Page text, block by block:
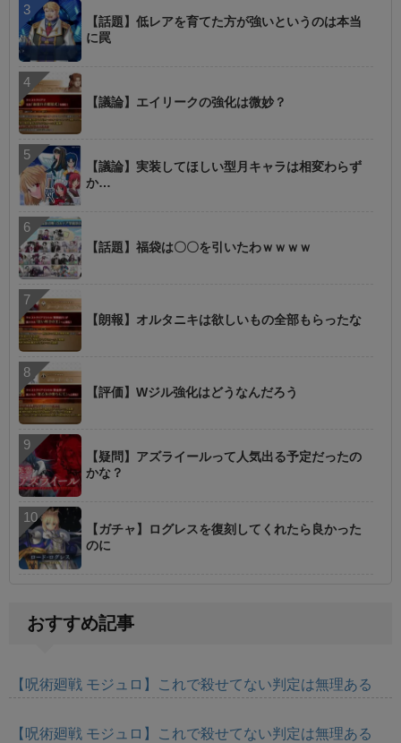
【話題】低レアを育てた方が強いというのは本当
に罠
【議論】エイリークの強化は微妙？
【議論】実装してほしい型月キャラは相変わらず
か…
【話題】福袋は〇〇を引いたわｗｗｗｗ
【朗報】オルタニキは欲しいもの全部もらったな
【評価】Wジル強化はどうなんだろう
【疑問】アズライールって人気出る予定だったの
かな？
【ガチャ】ログレスを復刻してくれたら良かった
のに
おすすめ記事
【呪術廻戦 モジュロ】これで殺せてない判定は無理ある
【呪術廻戦 モジュロ】これで殺せてない判定は無理ある